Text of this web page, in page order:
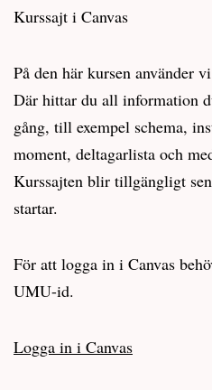
Kurssajt i Canvas
På den här kursen använder
Där hittar du all information
gång, till exempel schema,
moment, deltagarlista och
Kurssajten blir tillgängligt
startar.
För att logga in i Canvas
UMU-id.
Logga in i Canvas